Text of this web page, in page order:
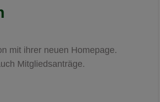
mit ihrer neuen Homepage.
Mitgliedsanträge.